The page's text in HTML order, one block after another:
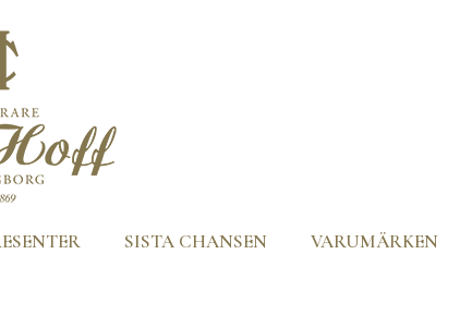
SISTA CHANSEN VARUMÄRKEN